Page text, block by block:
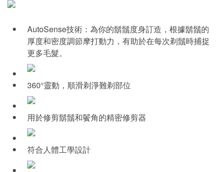
AutoSense技術：為你的鬍鬚度身訂造，根據鬍鬚的
厚度和密度調節摩打動力，有助於在每次剃鬚時捕捉
更多毛髮。
360°靈動，順滑剃淨難剃部位
用於修剪鬍鬚和鬢角的精密修剪器
符合人體工學設計